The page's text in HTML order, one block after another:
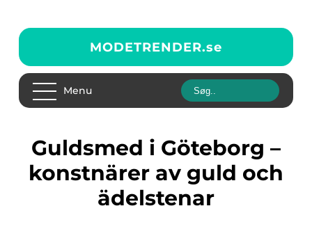
MODETRENDER.se
Menu
Guldsmed i Göteborg –
konstnärer av guld och
ädelstenar